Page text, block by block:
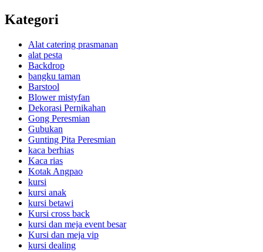
Kategori
Alat catering prasmanan
alat pesta
Backdrop
bangku taman
Barstool
Blower mistyfan
Dekorasi Pernikahan
Gong Peresmian
Gubukan
Gunting Pita Peresmian
kaca berhias
Kaca rias
Kotak Angpao
kursi
kursi anak
kursi betawi
Kursi cross back
kursi dan meja event besar
Kursi dan meja vip
kursi dealing